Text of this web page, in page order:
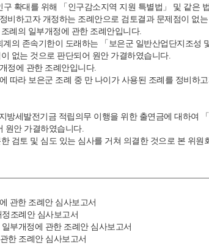
확대를 위해 「인구감소지역 지원 특별법」 및 같은
비하고자 개정하는 조례안으로 검토결과 문제점이 없
례의 일부개정에 관한 조례안입니다.
의 존속기한이 도래하는 「보은군 일반산업단지조성
없는 것으로 판단되어 원안 가결하였습니다.
정에 관한 조례안입니다.
따라 보은군 조례 중 만 나이가 사용된 조례를 정비하
방세발전기금 적립의무 이행을 위한 출연금에 대하여
원안 가결하였습니다.
검토 및 심도 있는 심사를 거쳐 의결한 것으로 본 위
관한 조례안 심사보고서
조례안 심사보고서
부개정에 관한 조례안 심사보고서
한 조례안 심사보고서